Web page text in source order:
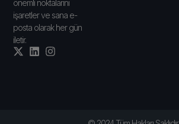
önemli noktalarını
işaretler ve sana e-
posta olarak her gün
iletir.